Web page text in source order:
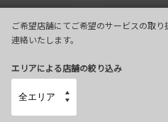
ご希望店舗にてご希望のサービスの取
連絡いたします。
エリアによる店舗の絞り込み